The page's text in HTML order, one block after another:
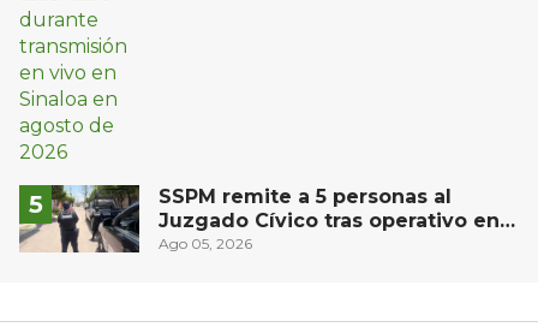
SSPM remite a 5 personas al
Juzgado Cívico tras operativo en
San Juan del Río
Ago 05, 2026